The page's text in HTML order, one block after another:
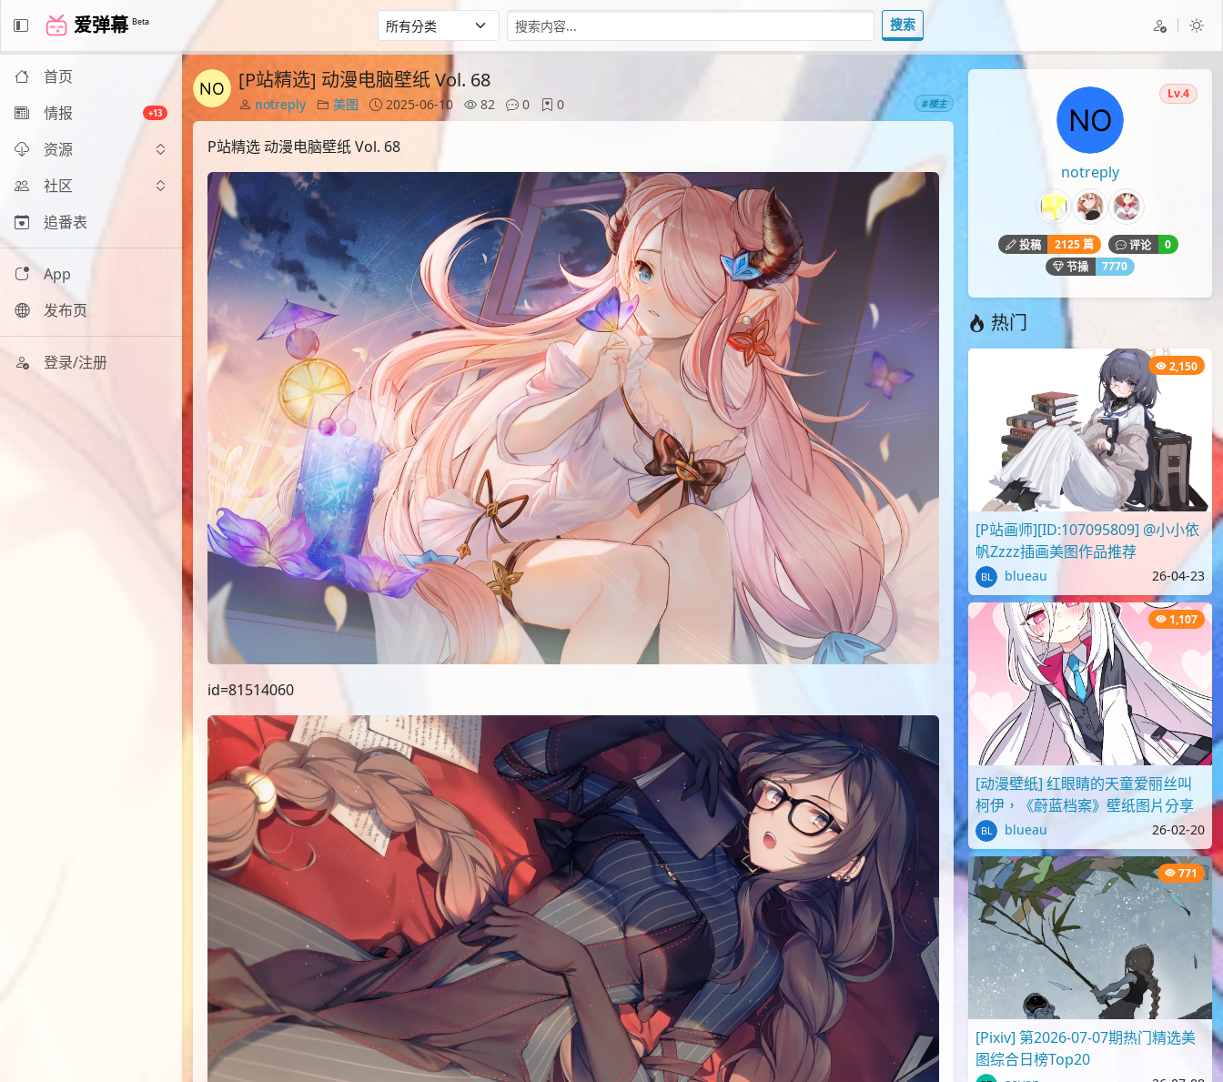
爱弹幕 Beta 搜索
首页
情报
+13
资源
社区
追番表
App
发布页
登录/注册
[P站精选] 动漫电脑壁纸 Vol. 68
notreply 美图 2025-06-10 82 0 0 #楼主
P站精选 动漫电脑壁纸 Vol. 68
id=81514060
notreply
Lv.4
投稿 2125 篇 评论
0
节操
7770
热门
2,150
[P站画师][ID:107095809] @小小依
帆Zzzz插画美图作品推荐
blueau 26-04-23
1,107
[动漫壁纸] 红眼睛的天童爱丽丝叫
柯伊，《蔚蓝档案》壁纸图片分享
blueau 26-02-20
771
[Pixiv] 第2026-07-07期热门精选美
图综合日榜Top20